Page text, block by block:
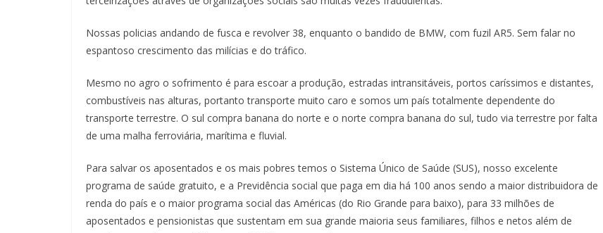
Nossas policias andando de fusca e revolver 38, enquanto o bandido de BMW, com fuzil AR5. Sem falar no
espantoso crescimento das milícias e do tráfico.
Mesmo no agro o sofrimento é para escoar a produção, estradas intransitáveis, portos caríssimos e distantes,
combustíveis nas alturas, portanto transporte muito caro e somos um país totalmente dependente do
transporte terrestre. O sul compra banana do norte e o norte compra banana do sul, tudo via terrestre por falta
de uma malha ferroviária, marítima e fluvial.
Para salvar os aposentados e os mais pobres temos o Sistema Único de Saúde (SUS), nosso excelente
programa de saúde gratuito, e a Previdência social que paga em dia há 100 anos sendo a maior distribuidora de
renda do país e o maior programa social das Américas (do Rio Grande para baixo), para 33 milhões de
aposentados e pensionistas que sustentam em sua grande maioria seus familiares, filhos e netos além de